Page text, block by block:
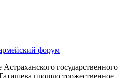
форум
государственного
прошло торжественное